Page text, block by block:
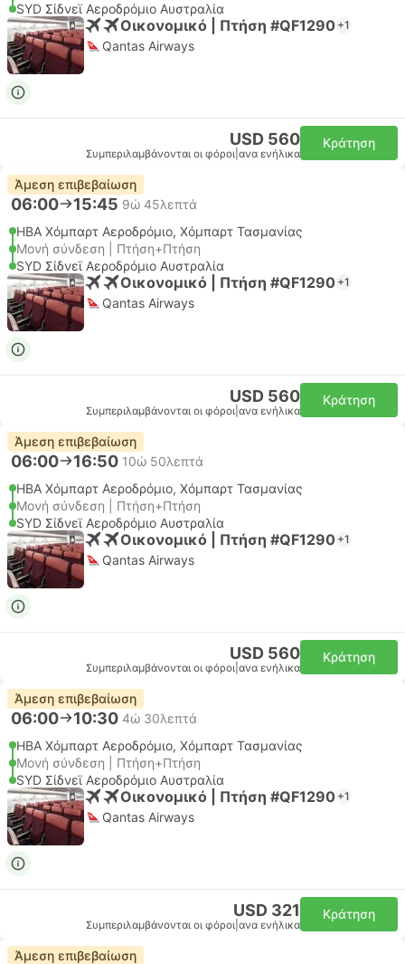
SYD Σίδνεϊ Αεροδρόμιο Αυστραλία
Οικονομικό | Πτήση #QF1290 +1
Qantas Airways
USD 560
Συμπεριλαμβάνονται οι φόροι ανα ενήλικα
Κράτηση
Άμεση επιβεβαίωση
06:00 15:45 9ώ 45λεπτά
HBA Χόμπαρτ Αεροδρόμιο, Χόμπαρτ Τασμανίας
Μονή σύνδεση | Πτήση+Πτήση
SYD Σίδνεϊ Αεροδρόμιο Αυστραλία
Οικονομικό | Πτήση #QF1290 +1
Qantas Airways
USD 560
Συμπεριλαμβάνονται οι φόροι ανα ενήλικα
Κράτηση
Άμεση επιβεβαίωση
06:00 16:50 10ώ 50λεπτά
HBA Χόμπαρτ Αεροδρόμιο, Χόμπαρτ Τασμανίας
Μονή σύνδεση | Πτήση+Πτήση
SYD Σίδνεϊ Αεροδρόμιο Αυστραλία
Οικονομικό | Πτήση #QF1290 +1
Qantas Airways
USD 560
Συμπεριλαμβάνονται οι φόροι ανα ενήλικα
Κράτηση
Άμεση επιβεβαίωση
06:00 10:30 4ώ 30λεπτά
HBA Χόμπαρτ Αεροδρόμιο, Χόμπαρτ Τασμανίας
Μονή σύνδεση | Πτήση+Πτήση
SYD Σίδνεϊ Αεροδρόμιο Αυστραλία
Οικονομικό | Πτήση #QF1290 +1
Qantas Airways
USD 321
Συμπεριλαμβάνονται οι φόροι ανα ενήλικα
Κράτηση
Άμεση επιβεβαίωση